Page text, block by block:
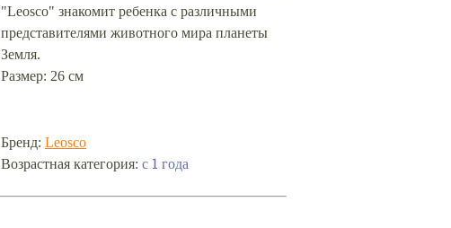
"Leosco" знакомит ребенка с различными
представителями животного мира планеты
Земля.
Размер: 26 см
Бренд: Leosco
Возрастная категория: с 1 года